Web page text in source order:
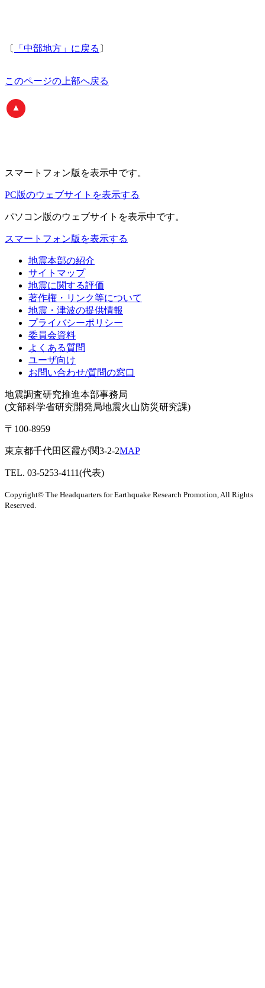
〔 「中部地方」に戻る 〕
このページの上部へ戻る
スマートフォン版 を表示中です。
PC版のウェブサイトを表示する
パソコン版のウェブサイトを表示中です。
スマートフォン版を表示する
地震本部の紹介
サイトマップ
地震に関する評価
著作権・リンク等について
地震・津波の提供情報
プライバシーポリシー
委員会資料
よくある質問
ユーザ向け
お問い合わせ/質問の窓口
地震調査研究推進本部事務局
(文部科学省研究開発局地震火山防災研究課)
〒100-8959
東京都千代田区霞が関3-2-2MAP
TEL. 03-5253-4111(代表)
Copyright© The Headquarters for Earthquake Research Promotion, All Rights
Reserved.